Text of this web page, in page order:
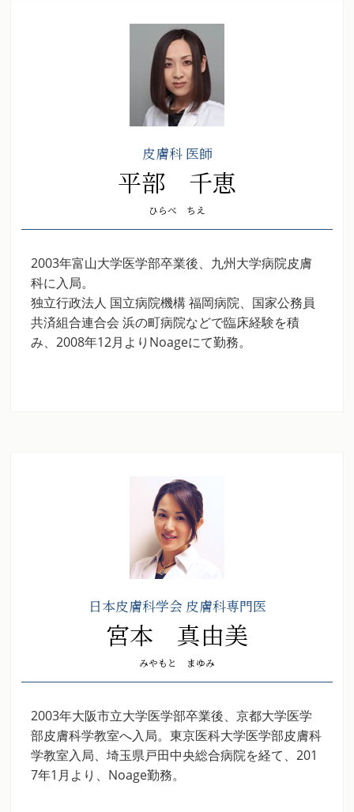
皮膚科 医師
平部 千恵
ひらべ ちえ
2003年富山大学医学部卒業後、九州大学病院皮膚
科に入局。
独立行政法人 国立病院機構 福岡病院、国家公務員
共済組合連合会 浜の町病院などで臨床経験を積
み、2008年12月よりNoageにて勤務。
日本皮膚科学会 皮膚科専門医
宮本 真由美
みやもと まゆみ
2003年大阪市立大学医学部卒業後、京都大学医学
部皮膚科学教室へ入局。東京医科大学医学部皮膚科
学教室入局、埼玉県戸田中央総合病院を経て、201
7年1月より、Noage勤務。